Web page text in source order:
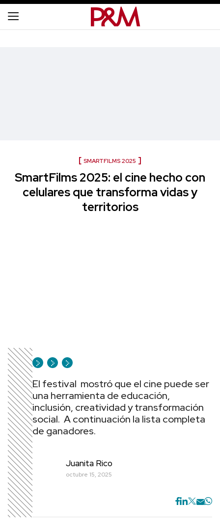
SMARTFILMS 2025
SmartFilms 2025: el cine hecho con
celulares que transforma vidas y
territorios
El festival mostró que el cine puede ser
una herramienta de educación,
inclusión, creatividad y transformación
social. A continuación la lista completa
de ganadores.
Juanita Rico
octubre 15, 2025